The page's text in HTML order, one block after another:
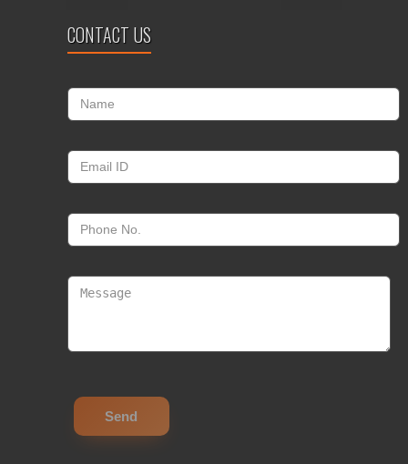
CONTACT US